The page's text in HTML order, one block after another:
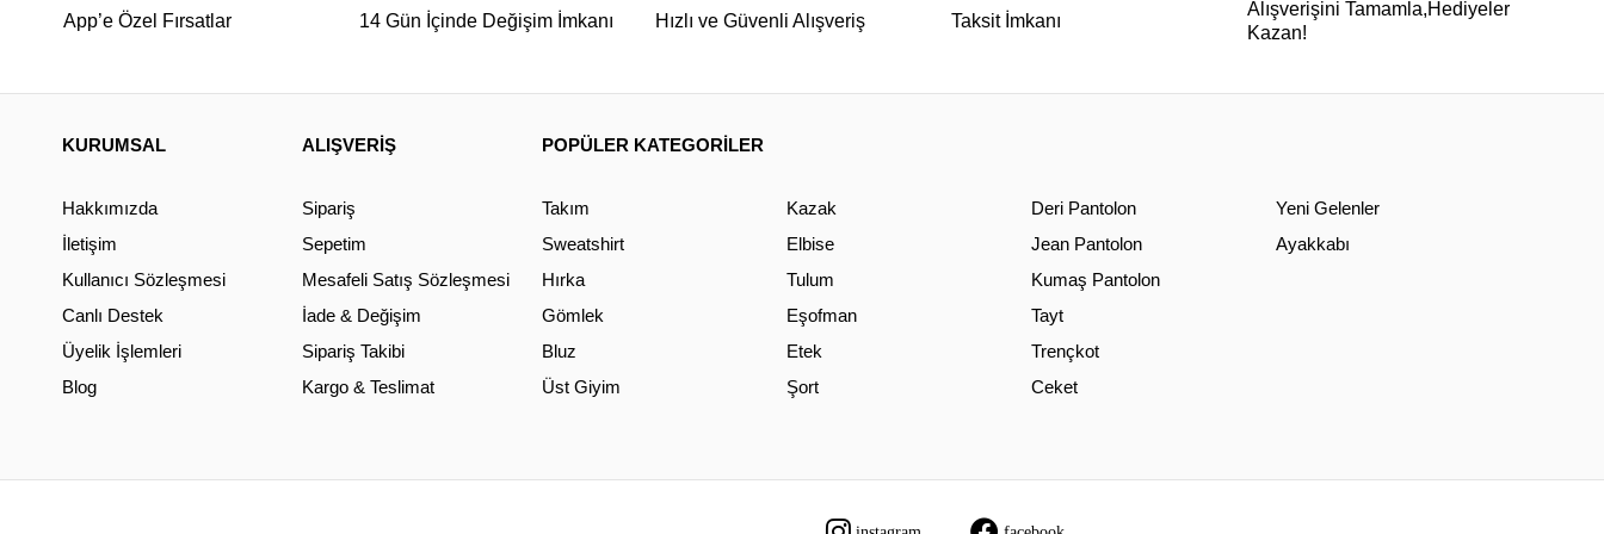
App’e Özel Fırsatlar 14 Gün İçinde Değişim İmkanı Hızlı ve Güvenli Alışveriş Taksit İmkanı
Alışverişini Tamamla,Hediyeler
Kazan!
KURUMSAL
Hakkımızda
İletişim
Kullanıcı Sözleşmesi
Canlı Destek
Üyelik İşlemleri
Blog
ALIŞVERİŞ
Sipariş
Sepetim
Mesafeli Satış Sözleşmesi
İade & Değişim
Sipariş Takibi
Kargo & Teslimat
POPÜLER KATEGORİLER
Takım
Sweatshirt
Hırka
Gömlek
Bluz
Üst Giyim
Kazak
Elbise
Tulum
Eşofman
Etek
Şort
Deri Pantolon
Jean Pantolon
Kumaş Pantolon
Tayt
Trençkot
Ceket
Yeni Gelenler
Ayakkabı